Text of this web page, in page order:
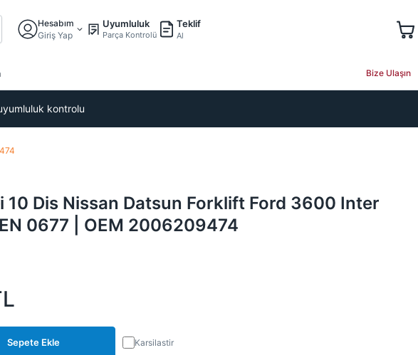
Hesabım
Giriş Yap
Uyumluluk
Parça Kontrolü
Teklif
Al
Bize Ulaşın
kontrolu
10 Dis Nissan Datsun Forklift Ford 3600 Inter
0677 | OEM 2006209474
Sepete Ekle Karsilastir